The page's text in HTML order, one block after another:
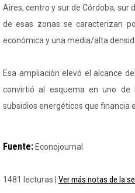
Aires, centro y sur de Córdoba, sur
de esas zonas se caracterizan
económica y una media/alta
Esa ampliación elevó el alcance
convirtió al esquema en uno
subsidios energéticos que financia
Fuente: Econojournal
1481 lecturas | Ver más notas de la